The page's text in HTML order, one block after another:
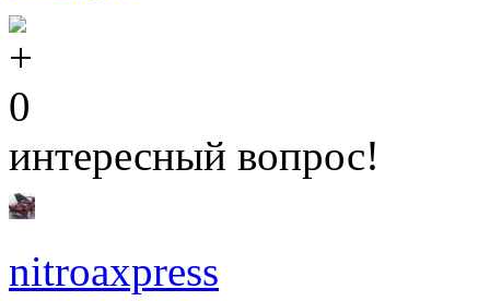
0
интересный вопрос!
nitroaxpress